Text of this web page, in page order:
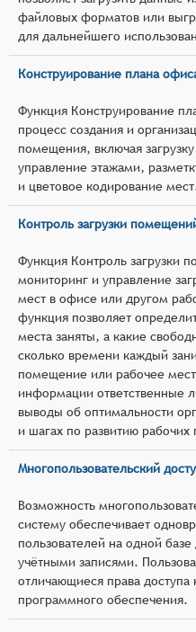
файловых форматов или
для дальнейшего
Конструирование плана
Функция Конструирование
процесс создания и
помещения, включая
управление этажами,
и цветовое кодирование
Контроль загрузки
Функция Контроль загрузки
мониторинг и управление
мест в офисе или другом
функция позволяет
места заняты, а какие
сколько времени каждый
помещение или рабочее
информации ответственные
выводы об оптимальности
и шагах по развитию рабочих
Многопользовательский
Возможность
систему обеспечивает
пользователей на одной
учётными записями.
отличающиеся права
программного обеспечения.